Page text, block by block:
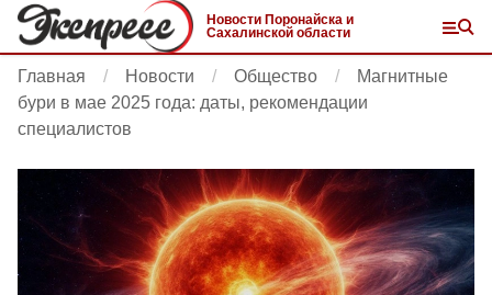
Новости Поронайска и
Сахалинской области
Главная Новости Общество
Магнитные
бури в мае 2025 года: даты, рекомендации
специалистов